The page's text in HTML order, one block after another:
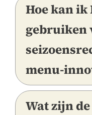
Hoe kan ik
gebruiken
menu-
Wat zijn